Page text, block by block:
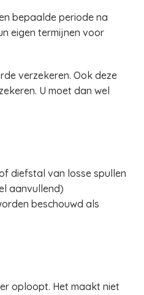
bepaalde periode na
eigen termijnen voor
verzekeren. Ook deze
U moet dan wel
diefstal van losse spullen
aanvullend)
beschouwd als
oploopt. Het maakt niet